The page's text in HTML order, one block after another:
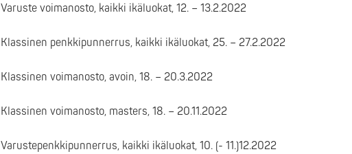
Varuste voimanosto, kaikki ikäluokat, 12. – 13.2.2022
Klassinen penkkipunnerrus, kaikki ikäluokat, 25. – 27.2.2022
Klassinen voimanosto, avoin, 18. – 20.3.2022
Klassinen voimanosto, masters, 18. – 20.11.2022
Varustepenkkipunnerrus, kaikki ikäluokat, 10. (- 11.)12.2022